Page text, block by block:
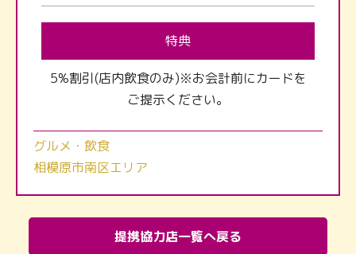
特典
5%割引(店内飲食のみ)※お会計前にカードを
ご提示ください。
グルメ・飲食
相模原市南区エリア
提携協力店一覧へ戻る